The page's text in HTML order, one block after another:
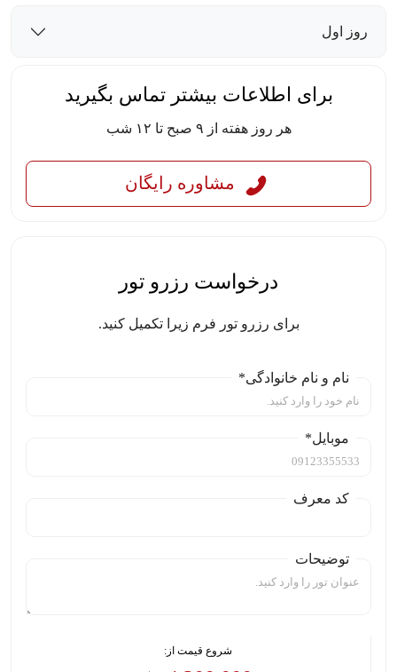
روز اول
برای اطلاعات بیشتر تماس بگیرید
هر روز هفته از ۹ صبح تا ۱۲ شب
مشاوره رایگان
درخواست رزرو تور
برای رزرو تور فرم زیرا تکمیل کنید.
نام و نام خانوادگی*
موبایل*
کد معرف
توضیحات
شروع قیمت از: